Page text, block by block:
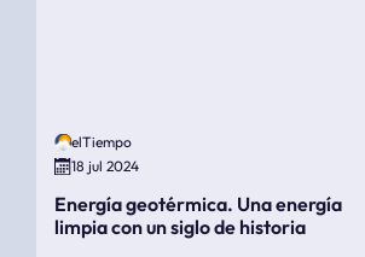
elTiempo
18 jul 2024
Energía geotérmica. Una energía
limpia con un siglo de historia